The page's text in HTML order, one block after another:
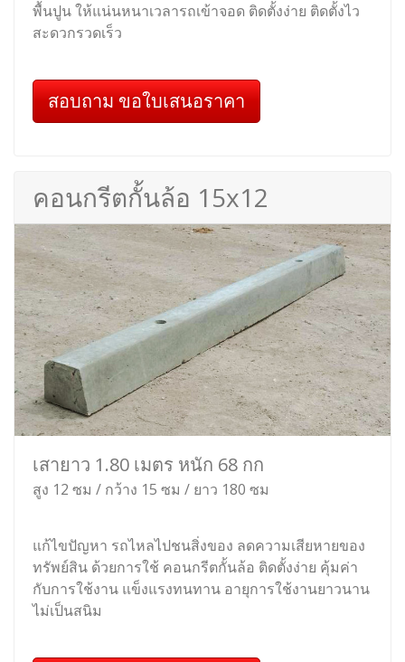
พื้นปูน ให้แน่นหนาเวลารถเข้าจอด ติดตั้งง่าย ติดตั้งไว
สะดวกรวดเร็ว
สอบถาม ขอใบเสนอราคา
คอนกรีตกั้นล้อ 15x12
เสายาว 1.80 เมตร หนัก 68 กก
สูง 12 ซม / กว้าง 15 ซม / ยาว 180 ซม
แก้ไขปัญหา รถไหลไปชนสิ่งของ ลดความเสียหายของ
ทรัพย์สิน ด้วยการใช้ คอนกรีตกั้นล้อ ติดตั้งง่าย คุ้มค่า
กับการใช้งาน แข็งแรงทนทาน อายุการใช้งานยาวนาน
ไม่เป็นสนิม